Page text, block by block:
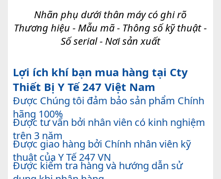
Nhãn phụ dưới thân máy có ghi rõ
Thương hiệu - Mẫu mã - Thông số kỹ thuật -
Số serial - Nơi sản xuất
Lợi ích khí bạn mua hàng tại Cty
Thiết Bị Y Tế 247 Việt Nam
Được Chúng tôi đảm bảo sản phẩm Chính
hãng 100%
Được tư vấn bởi nhân viên có kinh nghiệm
trên 3 năm
Được giao hàng bởi Chính nhân viên kỹ
thuật của Y Tế 247 VN
Được kiểm tra hàng và hướng dẫn sử
dụng khi nhận hàng